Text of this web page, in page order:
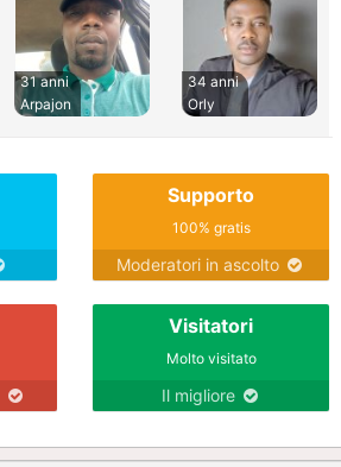
31 anni
Arpajon
34 anni
Orly
Supporto
100% gratis
Moderatori in ascolto
Visitatori
Molto visitato
Il migliore